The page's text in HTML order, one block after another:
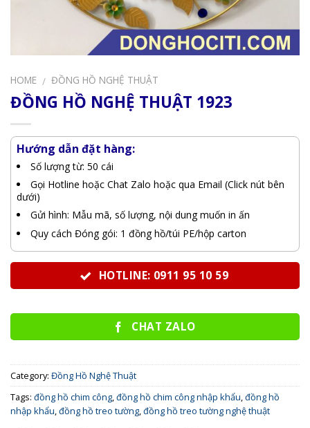
HOME / ĐỒNG HỒ NGHỆ THUẬT
ĐỒNG HỒ NGHỆ THUẬT 1923
Hướng dẫn đặt hàng:
Số lượng từ: 50 cái
Gọi Hotline hoặc Chat Zalo hoặc qua Email (Click nút bên
dưới)
Gửi hình: Mẫu mã, số lượng, nội dung muốn in ấn
Quy cách Đóng gói: 1 đồng hồ/túi PE/hộp carton
HOTLINE: 0911 95 10 59
CHAT ZALO
Category: Đồng Hồ Nghệ Thuật
Tags: đồng hồ chim công,đồng hồ chim công nhập khẩu,đồng hồ
nhập khẩu,đồng hồ treo tường,đồng hồ treo tường nghệ thuật